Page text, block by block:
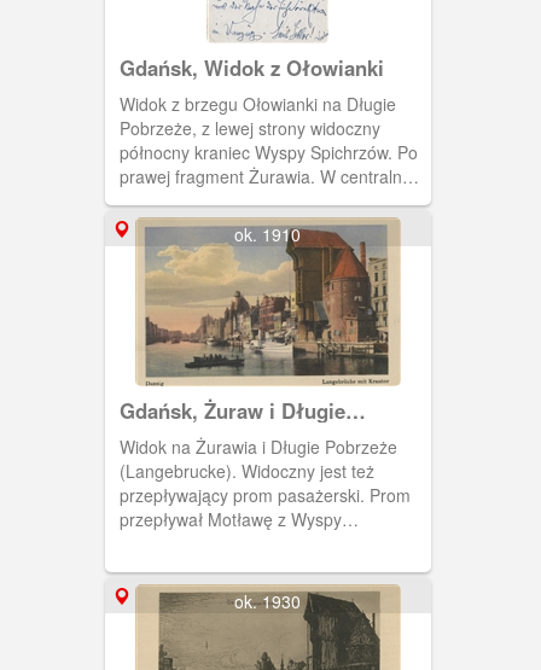
Gdańsk, Widok z Ołowianki
Widok z brzegu Ołowianki na Długie
Pobrzeże, z lewej strony widoczny
północny kraniec Wyspy Spichrzów. Po
prawej fragment Żurawia. W centralnym
widoku komin jakiegoś stateczku.
ok. 1910
Gdańsk, Żuraw i Długie
Pobrzeże
Widok na Żurawia i Długie Pobrzeże
(Langebrucke). Widoczny jest też
przepływający prom pasażerski. Prom
przepływał Motławę z Wyspy
ok. 1930